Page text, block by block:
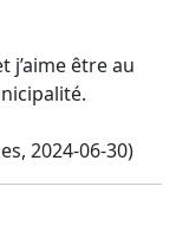
j’aime être au
2024-06-30)